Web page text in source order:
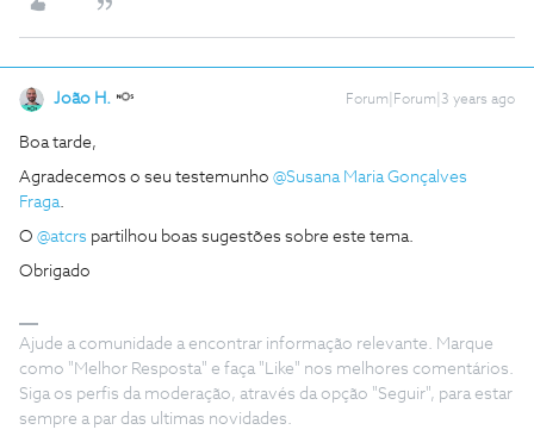
João H. Forum|Forum|3 years ago
Boa tarde,
Agradecemos o seu testemunho @Susana Maria Gonçalves
Fraga.
O @atcrs partilhou boas sugestões sobre este tema.
Obrigado
Ajude a comunidade a encontrar informação relevante. Marque
como "Melhor Resposta" e faça "Like" nos melhores comentários.
Siga os perfis da moderação, através da opção "Seguir", para estar
sempre a par das ultimas novidades.